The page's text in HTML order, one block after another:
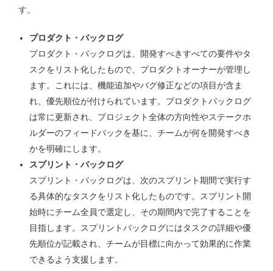
す。
プロダクト・バックログ
プロダクト・バックログは、開発すべきすべての要件やタ
スクをリスト化したもので、プロダクトオーナーが管理し
ます。これには、機能追加やバグ修正などの項目が含ま
れ、優先順位が付けられています。プロダクトバックログ
は常に更新され、プロジェクト全体の方向性やステークホ
ルダーのフィードバックを基に、チームが何を開発すべき
かを明確にします。
スプリント・バックログ
スプリント・バックログは、次のスプリント期間で実行す
る具体的なタスクをリスト化したものです。スプリント開
始時にチーム全員で選定し、その期間内で完了することを
目指します。スプリントバックログにはタスクの詳細や優
先順位が記載され、チームが目標に向かって効果的に作業
できるよう支援します。